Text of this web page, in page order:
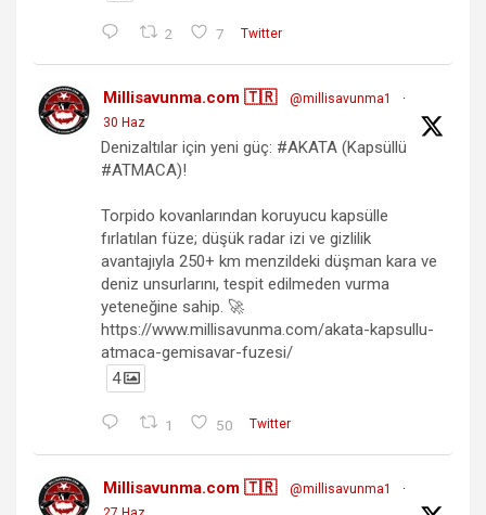
2 7 Twitter
Millisavunma.com 🇹🇷 @millisavunma1
·
30 Haz
Denizaltılar için yeni güç: #AKATA (Kapsüllü
#ATMACA)!
Torpido kovanlarından koruyucu kapsülle
fırlatılan füze; düşük radar izi ve gizlilik
avantajıyla 250+ km menzildeki düşman kara ve
deniz unsurlarını, tespit edilmeden vurma
yeteneğine sahip. 🚀
https://www.millisavunma.com/akata-kapsullu-
atmaca-gemisavar-fuzesi/
4
1 50 Twitter
Millisavunma.com 🇹🇷 @millisavunma1
·